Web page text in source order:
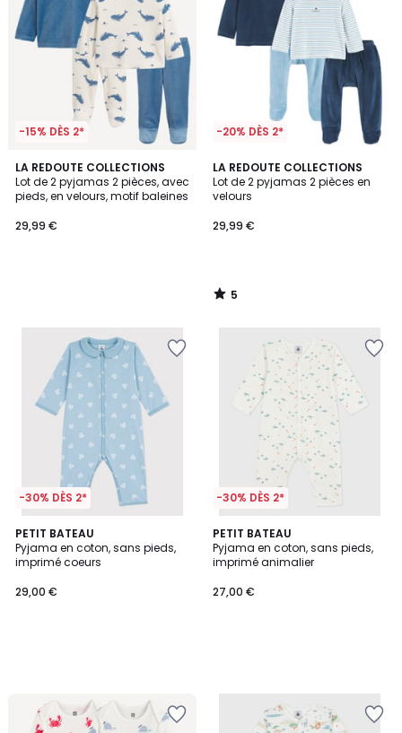
-15% DÈS 2*
LA REDOUTE COLLECTIONS
Lot de 2 pyjamas 2 pièces, avec
pieds, en velours, motif baleines
29,99 €
-20% DÈS 2*
LA REDOUTE COLLECTIONS
Lot de 2 pyjamas 2 pièces en
velours
29,99 €
5
/
5
5
/
-30% DÈS 2*
PETIT BATEAU
Pyjama en coton, sans pieds,
imprimé coeurs
29,00 €
-30% DÈS 2*
PETIT BATEAU
Pyjama en coton, sans pieds,
imprimé animalier
27,00 €